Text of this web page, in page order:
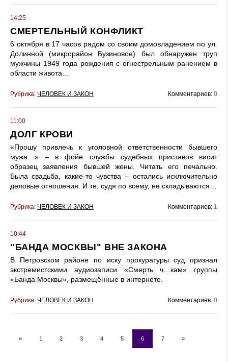
14:25
СМЕРТЕЛЬНЫЙ КОНФЛИКТ
6 октября в 17 часов рядом со своим домовладением по ул.
Долинной (микрорайон Бузиновое) был обнаружен труп
мужчины 1949 года рождения с огнестрельным ранением в
области живота...
Рубрика: ЧЕЛОВЕК И ЗАКОН Комментариев: 0
11:00
ДОЛГ КРОВИ
«Прошу привлечь к уголовной ответственности бывшего
мужа…» – в фойе службы судебных приставов висит
образец заявления бывшей жены. Читать его печально.
Была свадьба, какие-то чувства – остались исключительно
деловые отношения. И те, судя по всему, не складываются…
Рубрика: ЧЕЛОВЕК И ЗАКОН Комментариев: 1
10:44
"БАНДА МОСКВЫ" ВНЕ ЗАКОНА
В Петровском районе по иску прокуратуры суд признал
экстремистскими аудиозаписи «Смерть ч…кам» группы
«Банда Москвы», размещённые в интернете.
Рубрика: ЧЕЛОВЕК И ЗАКОН Комментариев: 0
« 1 2 3 4 5 6 7 »